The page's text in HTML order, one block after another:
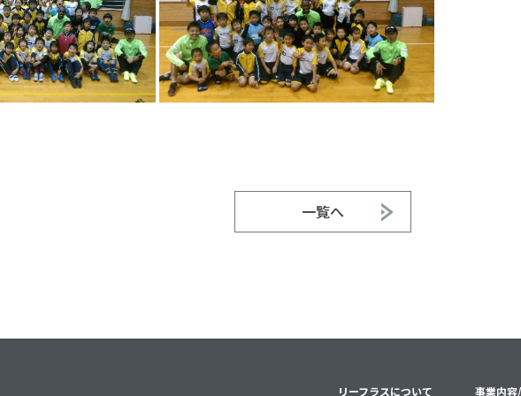
一覧へ
リーフラスについて 事業内